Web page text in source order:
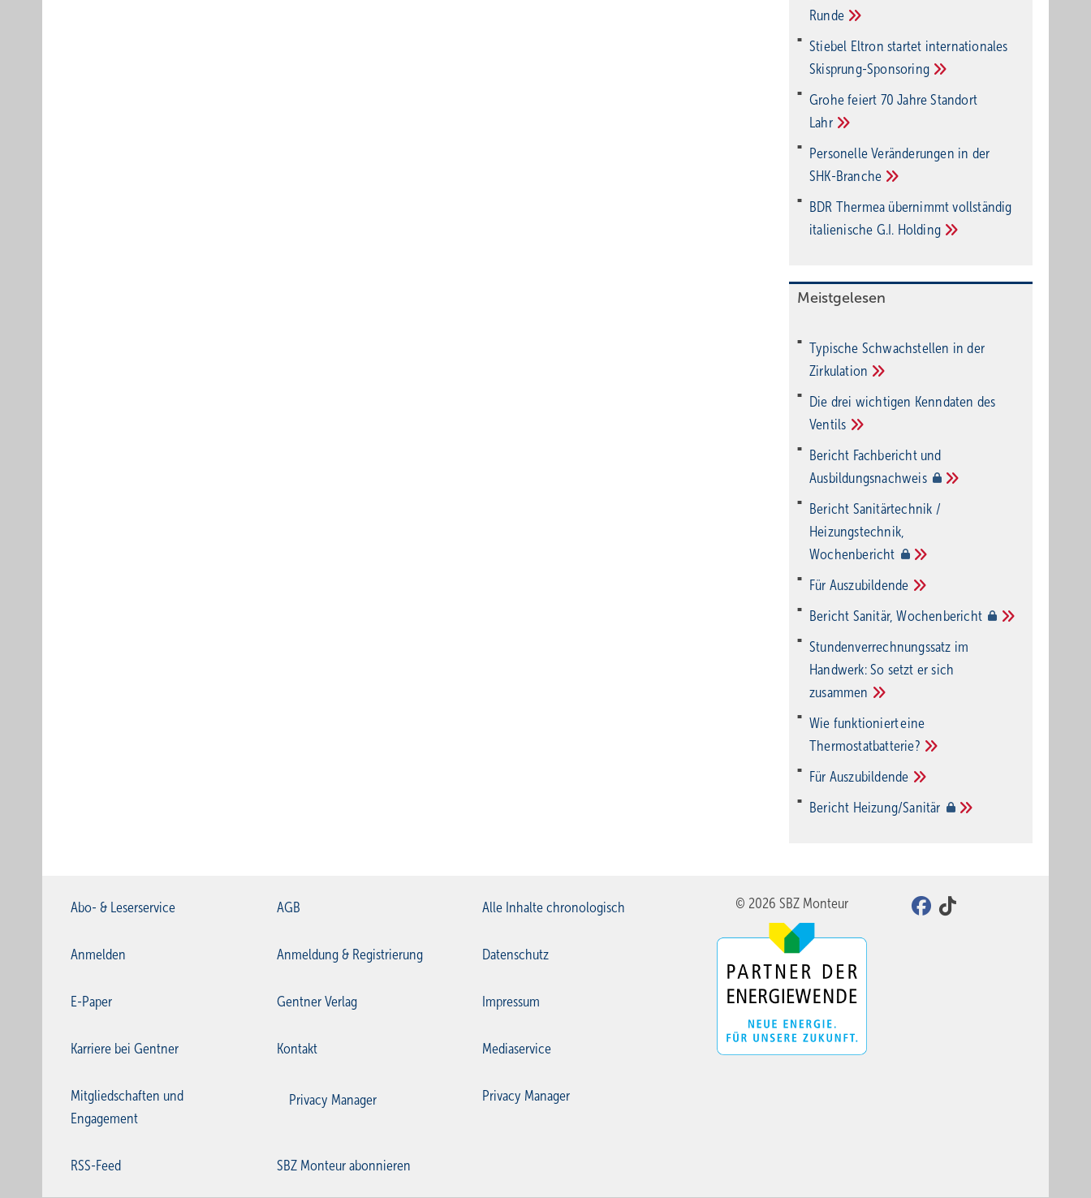
Run­de
Stiebel Eltron startet internatio­nales
Ski­sprung-Spon­soring
Grohe feiert 70 Jahre Standort
Lahr
Personelle Veränderungen in der
SHK-Branche
BDR Thermea übernimmt vollständig
italienische G.I. Holding
Meistgelesen
Typische Schwachstellen in der
Zirkulation
Die drei wichtigen Kenndaten des
Ventils
Bericht Fachbericht und
Ausbildungsnachweis
Bericht Sanitärtechnik /
Heizungstechnik,
Wochenbericht
Für Auszubildende
Bericht Sanitär,Wochenbericht
Stundenverrechnungssatz im
Handwerk: So setzt er sich
zusammen
Wie funktioniert eine
Thermostatbatterie?
Für Auszubildende
Bericht Heizung/Sanitär
Abo- & Leserservice AGB Alle Inhalte chronologisch
Anmelden Anmeldung & Registrierung Datenschutz
E-Paper Gentner Verlag Impressum
Karriere bei Gentner Kontakt Mediaservice
Mitgliedschaften und
Engagement
Privacy Manager Privacy Manager
RSS-Feed SBZ Monteur abonnieren
© 2026 SBZ Monteur